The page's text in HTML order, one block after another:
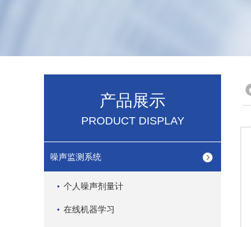
产品展示
PRODUCT DISPLAY
噪声监测系统
个人噪声剂量计
在线机器学习